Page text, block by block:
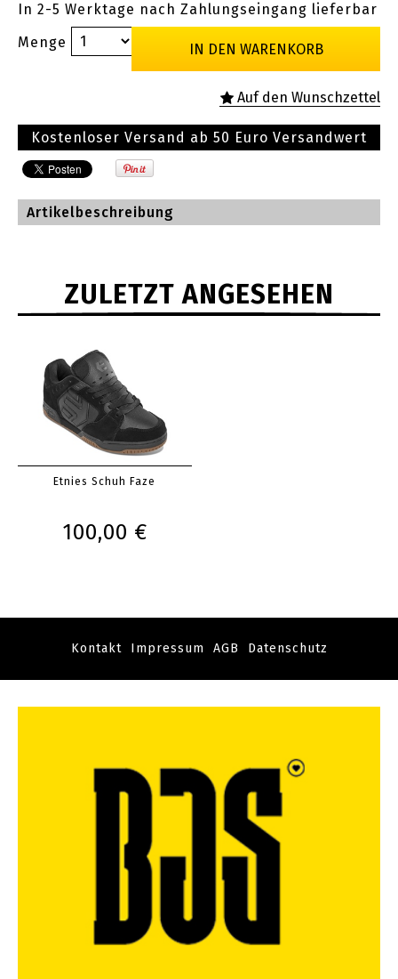
In 2-5 Werktage nach Zahlungseingang lieferbar
Menge
Kostenloser Versand ab 50 Euro Versandwert
Artikelbeschreibung
ZULETZT ANGESEHEN
Etnies Schuh Faze
100,00 €
Kontakt Impressum AGB Datenschutz